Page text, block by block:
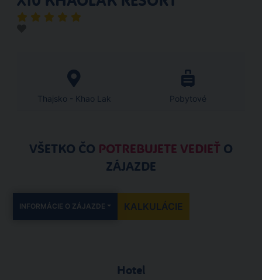
Thajsko - Khao Lak Pobytové
VŠETKO ČO POTREBUJETE VEDIEŤ O
ZÁJAZDE
INFORMÁCIE O ZÁJAZDE KALKULÁCIE
Hotel